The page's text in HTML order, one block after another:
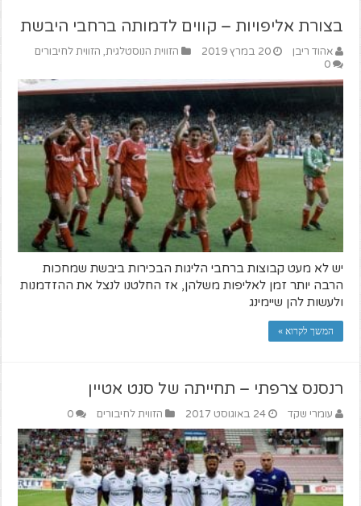
בצורת אליפויות – קווים לדמותה ברחבי היבשת
אהוד ריבן 20 במרץ 2019 הזווית הנוסטלגית, הזווית לחיבורים
0
יש לא מעט קבוצות ברחבי הליגות הבכירות ביבשת שמחכות
הרבה יותר זמן לאליפות משלהן, אז החלטנו לנצל את ההזדמנות
ולעשות להן שיימינג
המשך לקרוא »
רנסנס צרפתי – תחייתה של סנט אטיין
עומרי שקד 24 באוגוסט 2017 הזווית לחיבורים 0